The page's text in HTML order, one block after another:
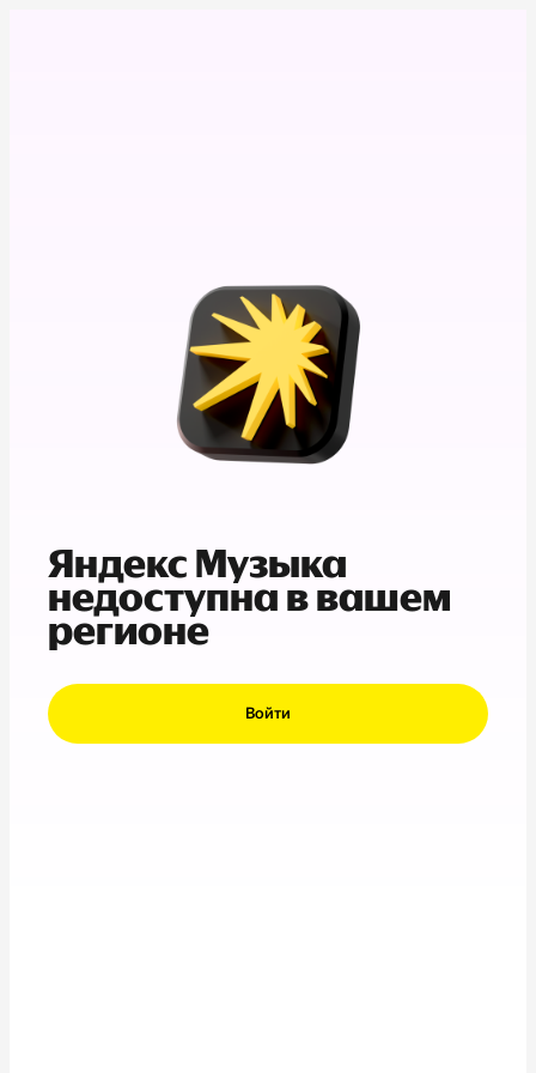
Яндекс Музыка
недоступна в вашем
регионе
Войти